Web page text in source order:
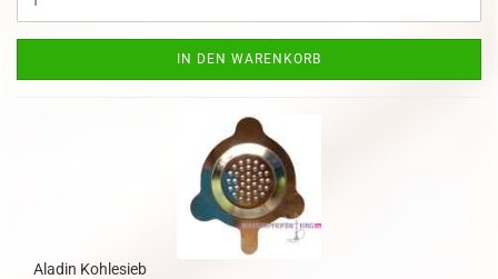
IN DEN WARENKORB
Aladin Kohlesieb